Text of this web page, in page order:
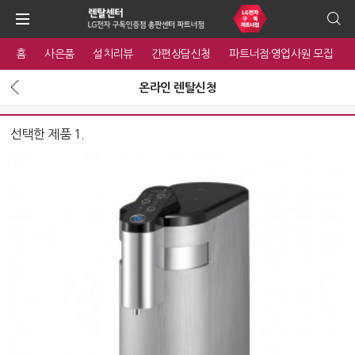
홈 사은품 설치리뷰 간편상담신청 파트너점·영업사원 모집
온라인 렌탈신청
선택한 제품 1.